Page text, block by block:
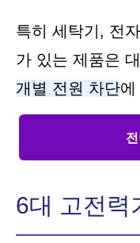
특히 세탁기, 전
가 있는 제품은
개별 전원 차단에
6대 고전력